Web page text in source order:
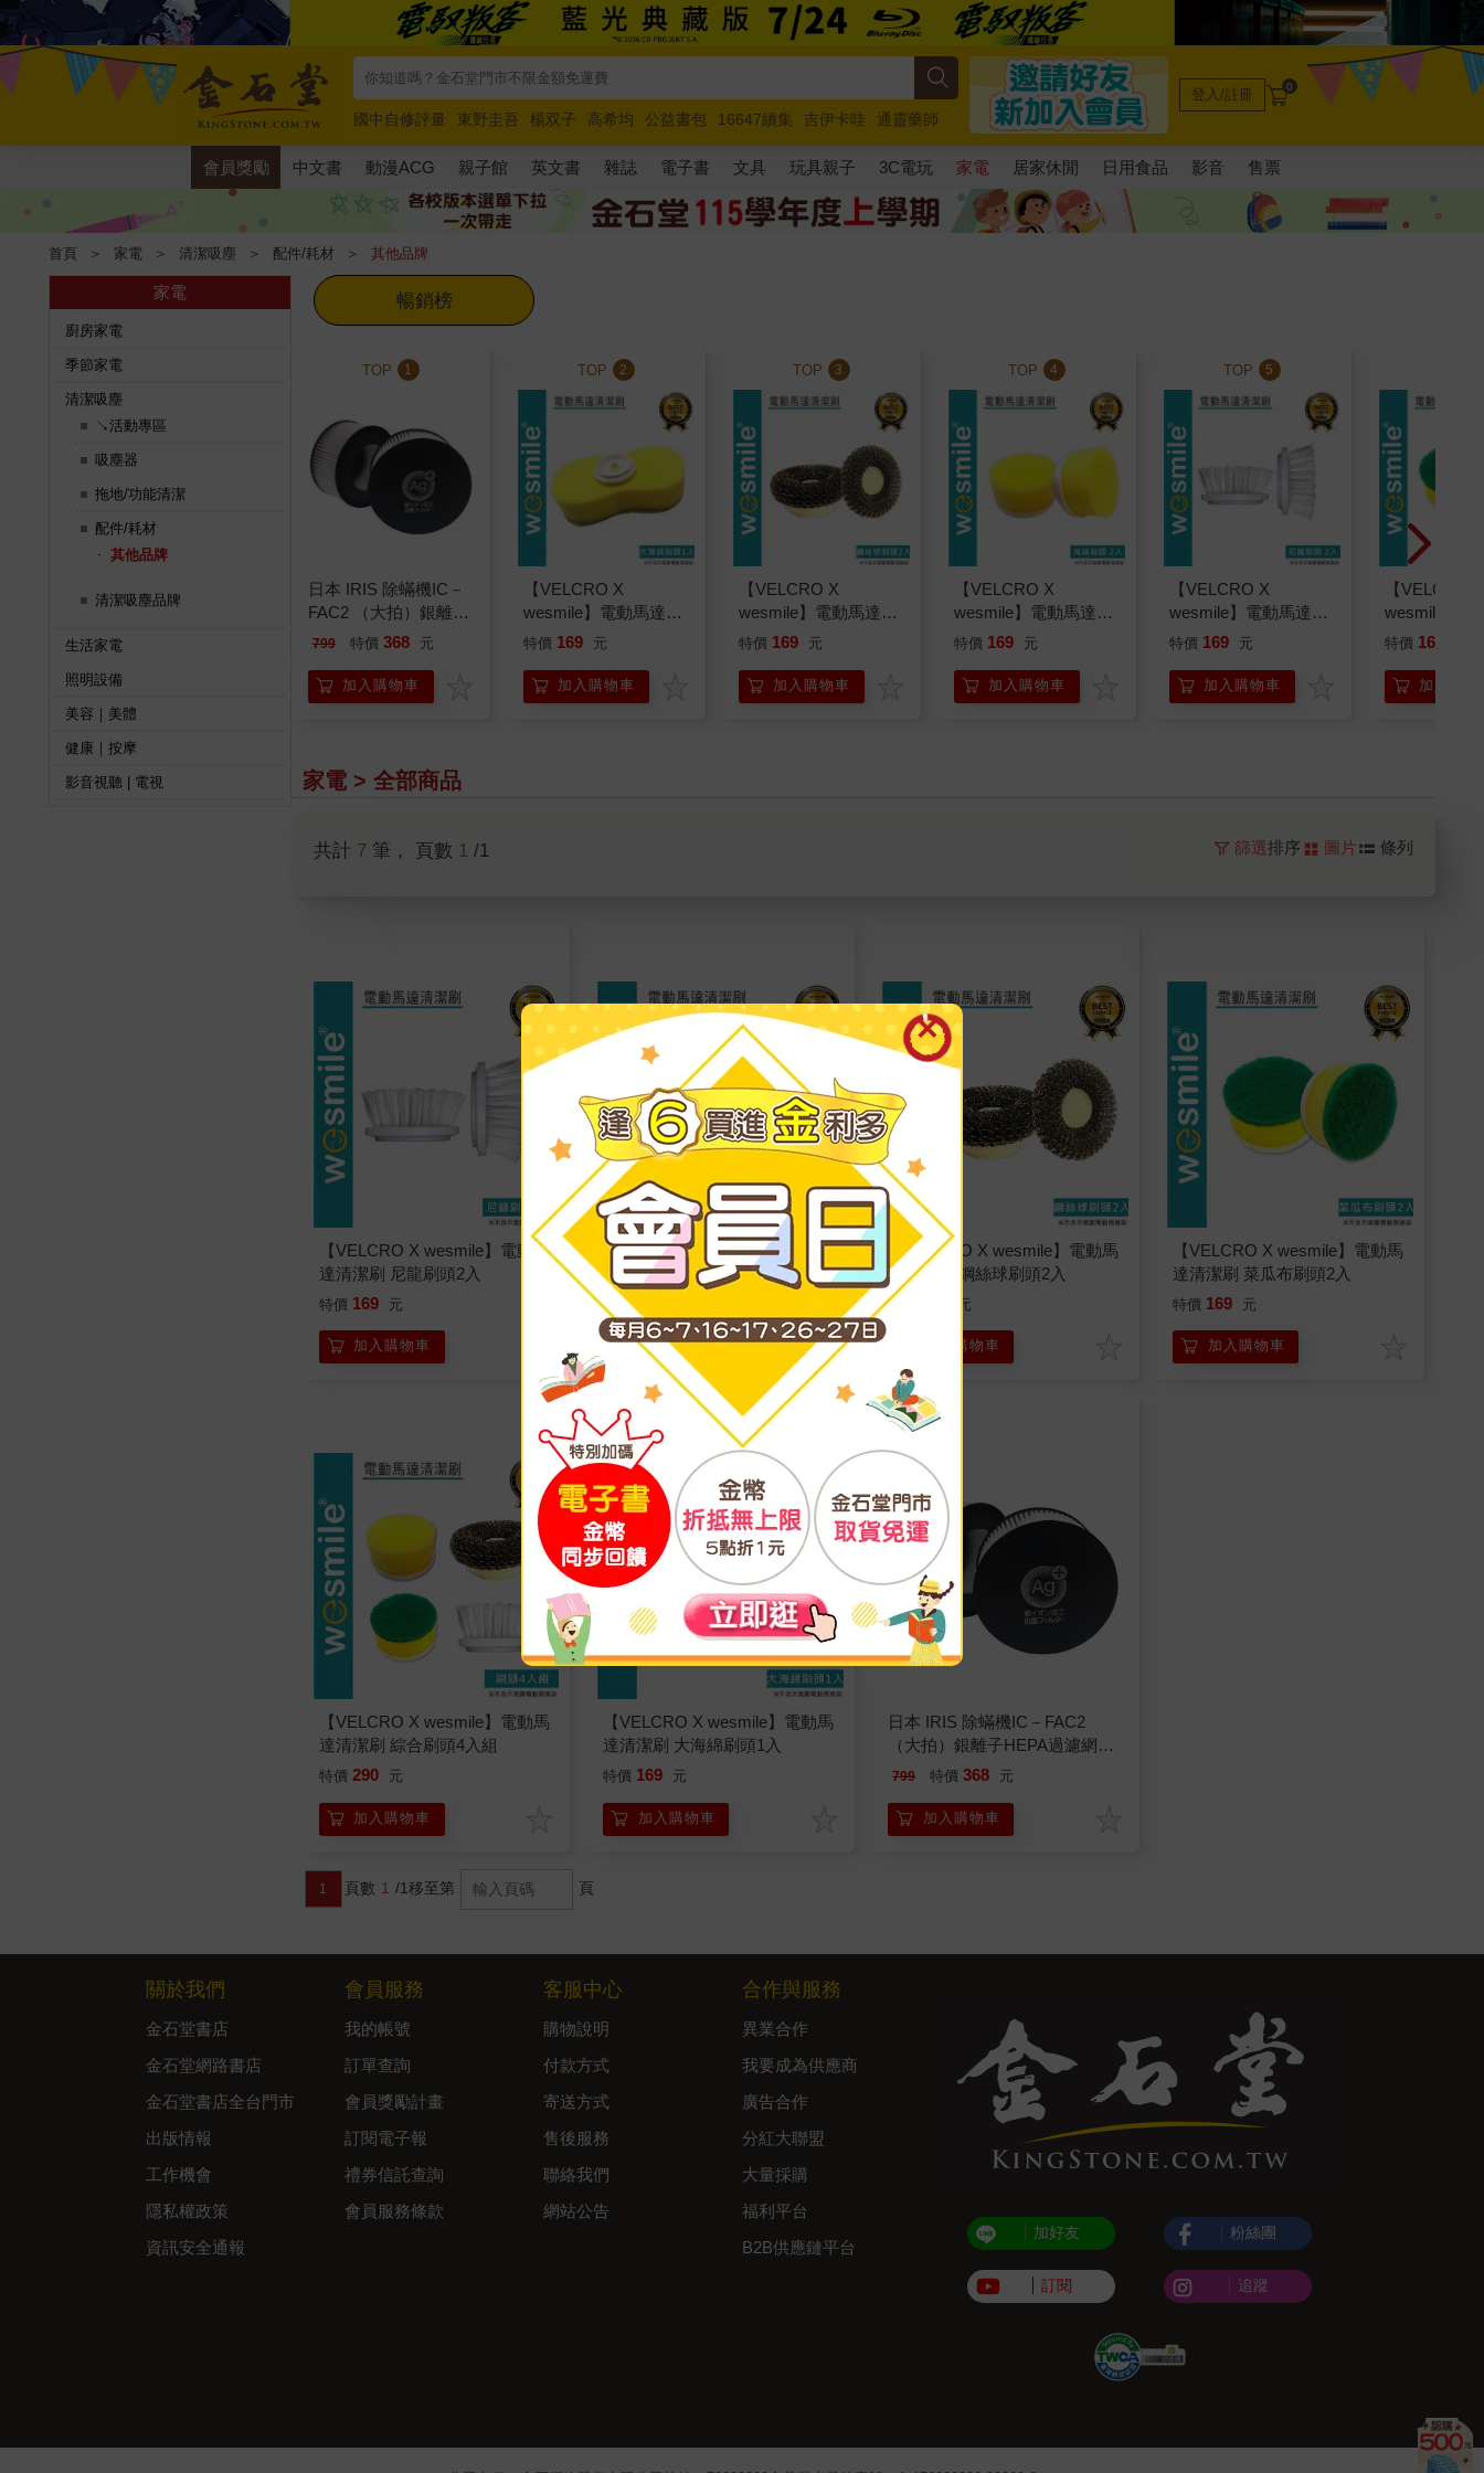
國中自修評量 東野圭吾 楊双子 高希均 公益書包 16647續集 吉伊卡哇
通靈藥師
唯紅花綻放
奧德賽 路邊攤新作 馬斯克 玩具總動員5 超慢跑
登入/註冊 0
會員獎勵 中文書 動漫ACG 親子館 英文書 雜誌 電子書 文具 玩具親子 3C電玩 家電 居家休閒 日用食品 影音 售票
首頁 ＞ 家電 ＞ 清潔吸塵 ＞ 配件/耗材 ＞ 其他品牌
家電
廚房家電
季節家電
清潔吸塵
↘活動專區
吸塵器
拖地/功能清潔
配件/耗材
其他品牌
清潔吸塵品牌
生活家電
照明設備
美容｜美體
健康｜按摩
影音視聽 | 電視
暢銷榜
TOP 1
日本 IRIS 除蟎機IC－
FAC2 （大拍）銀離子
HEPA過濾網－2入
799 特價 368 元
加入購物車
TOP 2
【VELCRO X
wesmile】電動馬達清
潔刷 大海綿刷頭1入
特價 169 元
加入購物車
TOP 3
【VELCRO X
wesmile】電動馬達清
潔刷 鋼絲球刷頭2入
特價 169 元
加入購物車
TOP 4
【VELCRO X
wesmile】電動馬達清
潔刷 海綿刷頭2入
特價 169 元
加入購物車
TOP 5
【VELCRO X
wesmile】電動馬達清
潔刷 尼龍刷頭2入
特價 169 元
加入購物車
【VELCRO X
wesmile】電
潔刷 菜瓜布
特價 169
加入購物
家電 > 全部商品
共計 7 筆， 頁數 1 /1 篩選排序 圖片 條列
【VELCRO X wesmile】電動馬
達清潔刷 尼龍刷頭2入
特價 169 元
加入購物車
【VELCRO X wesmile】電動馬
達清潔刷 海綿刷頭2入
特價
加入購物車
【VELCRO X wesmile】電動馬
達清潔刷 鋼絲球刷頭2入
特價 元
加入購物車
【VELCRO X wesmile】電動馬
達清潔刷 菜瓜布刷頭2入
特價 169 元
加入購物車
【VELCRO X wesmile】電動馬
達清潔刷 綜合刷頭4入組
特價 290 元
加入購物車
【VELCRO X wesmile】電動馬
達清潔刷 大海綿刷頭1入
特價 169 元
加入購物車
日本 IRIS 除蟎機IC－FAC2
（大拍）銀離子HEPA過濾網－
2入（CF－FHK2）
799 特價 368 元
加入購物車
1 頁數 1 /1移至第 頁
關於我們
金石堂書店
金石堂網路書店
金石堂書店全台門市
出版情報
工作機會
隱私權政策
資訊安全通報
會員服務
我的帳號
訂單查詢
會員獎勵計畫
訂閱電子報
禮券信託查詢
會員服務條款
客服中心
購物說明
付款方式
寄送方式
售後服務
聯絡我們
網站公告
合作與服務
異業合作
我要成為供應商
廣告合作
分紅大聯盟
大量採購
福利平台
B2B供應鏈平台
加好友
訂閱
粉絲團
追蹤